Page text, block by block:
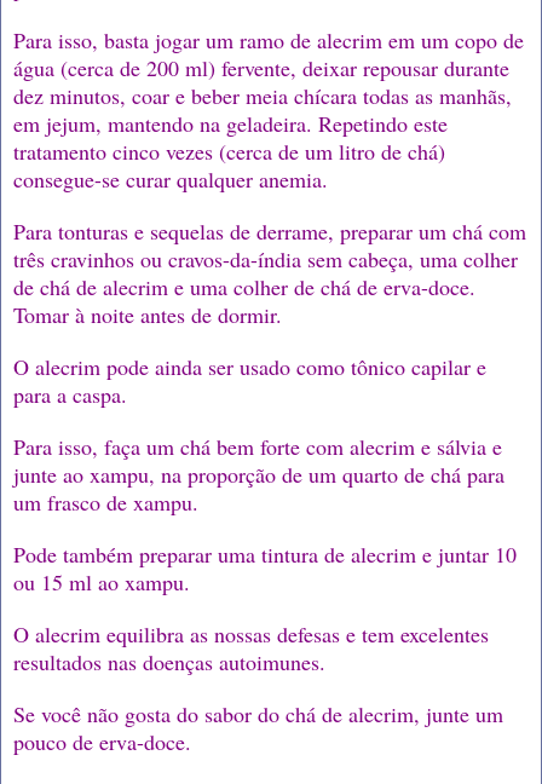
Para isso, basta jogar um ramo de alecrim em um copo de
água (cerca de 200 ml) fervente, deixar repousar durante
dez minutos, coar e beber meia chícara todas as manhãs,
em jejum, mantendo na geladeira. Repetindo este
tratamento cinco vezes (cerca de um litro de chá)
consegue-se curar qualquer anemia.
Para tonturas e sequelas de derrame, preparar um chá com
três cravinhos ou cravos-da-índia sem cabeça, uma colher
de chá de alecrim e uma colher de chá de erva-doce.
Tomar à noite antes de dormir.
O alecrim pode ainda ser usado como tônico capilar e
para a caspa.
Para isso, faça um chá bem forte com alecrim e sálvia e
junte ao xampu, na proporção de um quarto de chá para
um frasco de xampu.
Pode também preparar uma tintura de alecrim e juntar 10
ou 15 ml ao xampu.
O alecrim equilibra as nossas defesas e tem excelentes
resultados nas doenças autoimunes.
Se você não gosta do sabor do chá de alecrim, junte um
pouco de erva-doce.